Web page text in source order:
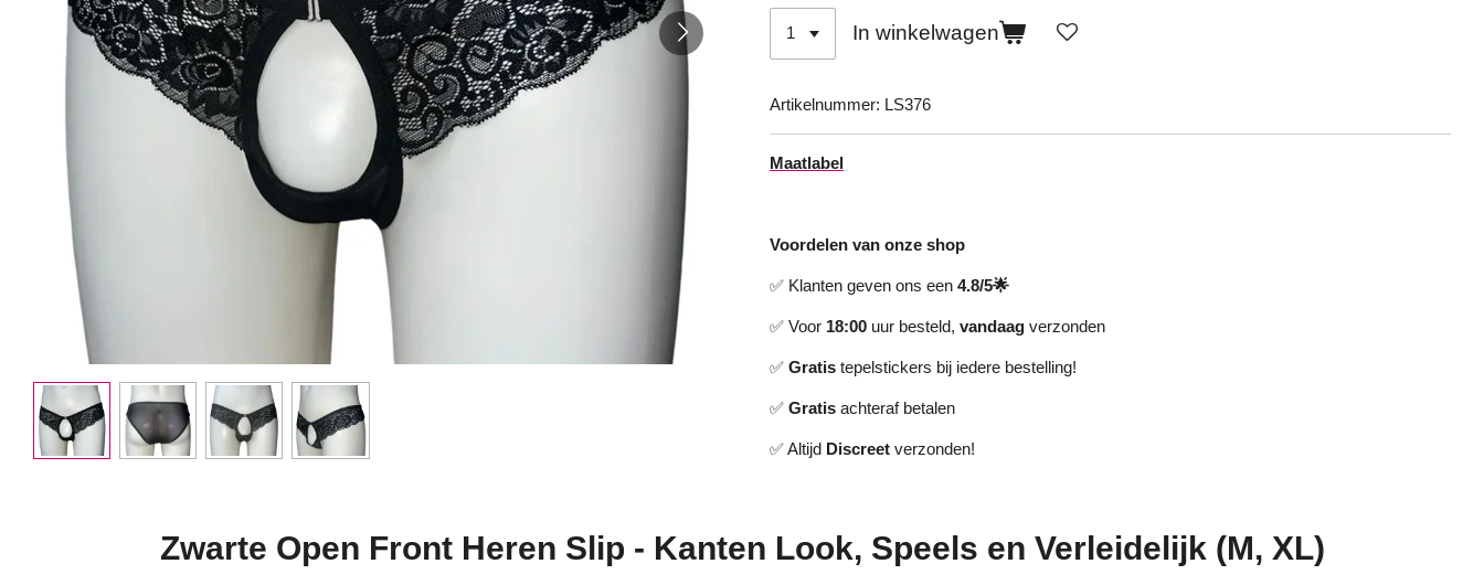
In winkelwagen
Artikelnummer: LS376
Maatlabel
Voordelen van onze shop
✅ Klanten geven ons een 4.8/5🌟
✅ Voor 18:00 uur besteld, vandaag verzonden
✅ Gratis tepelstickers bij iedere bestelling!
✅ Gratis achteraf betalen
✅ Altijd Discreet verzonden!
Zwarte Open Front Heren Slip - Kanten Look, Speels en Verleidelijk (M, XL)